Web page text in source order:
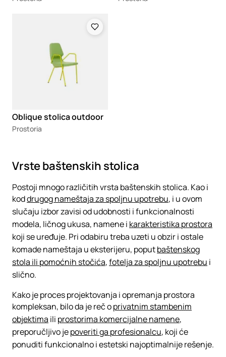
Oblique stolica outdoor
Prostoria
Vrste baštenskih stolica
Postoji mnogo različitih vrsta baštenskih stolica. Kao i
koddrugog nameštaja za spoljnu upotrebu, i u ovom
slučaju izbor zavisi od udobnosti i funkcionalnosti
modela, ličnog ukusa, namene i karakteristika prostora
koji se uređuje. Pri odabiru treba uzeti u obzir i ostale
komade nameštaja u eksterijeru, poputbaštenskog
stola ili pomoćnih stočića,fotelja za spoljnu upotrebu i
slično.
Kako je proces projektovanja i opremanja prostora
kompleksan, bilo da je reč oprivatnim stambenim
objektima ili prostorima komercijalne namene,
preporučljivo jepoveriti ga profesionalcu, koji će
ponuditi funkcionalno i estetski najoptimalnije rešenje.